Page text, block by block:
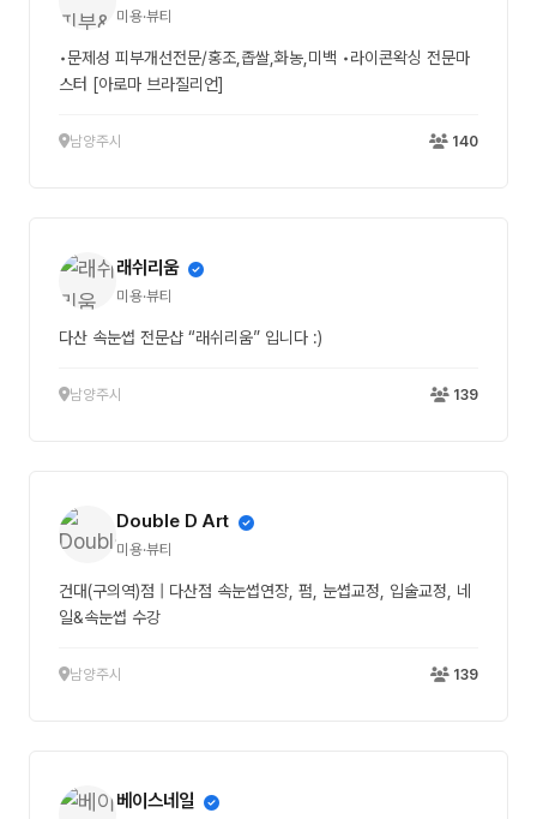
미용·뷰티
•문제성 피부개선전문/홍조,좁쌀,화농,미백 •라이콘왁싱 전문마
스터 [아로마 브라질리언]
남양주시 140
래쉬리움
미용·뷰티
다산 속눈썹 전문샵 “래쉬리움” 입니다 :)
남양주시 139
Double D Art
미용·뷰티
건대(구의역)점 | 다산점 속눈썹연장, 펌, 눈썹교정, 입술교정, 네
일&속눈썹 수강
남양주시 139
베이스네일